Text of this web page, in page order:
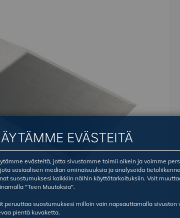
EVÄSTEITÄ
evästeitä, jotta sivustomme toimii oikein ja voimme
sosiaalisen median ominaisuuksia ja analysoida
suostumuksesi kaikkiin näihin käyttötarkoituksiin. Voit
"Teen Muutoksia".
peruuttaa suostumuksesi milloin vain napsauttamalla sivuston
pientä kuvaketta.